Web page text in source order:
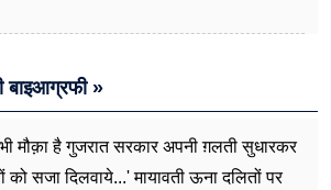
बाइआग्रफी »
मौक़ा है गुजरात सरकार अपनी ग़लती सुधारकर
को सजा दिलवाये...' मायावती ऊना दलितों पर